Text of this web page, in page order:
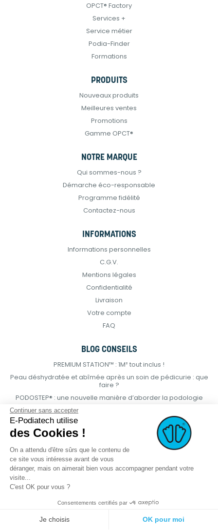
OPCT® Factory
Services +
Service métier
Podia-Finder
Formations
PRODUITS
Nouveaux produits
Meilleures ventes
Promotions
Gamme OPCT®
NOTRE MARQUE
Qui sommes-nous ?
Démarche éco-responsable
Programme fidélité
Contactez-nous
INFORMATIONS
Informations personnelles
C.G.V.
Mentions légales
Confidentialité
Livraison
Votre compte
FAQ
BLOG CONSEILS
PREMIUM STATION™ : 1M² tout inclus !
Peau déshydratée et abîmée après un soin de pédicurie : que
faire ?
PODOSTEP® : une nouvelle manière d’aborder la podologie
creation.com
Continuer sans accepter
E-Podiatech utilise
des Cookies !
On a attendu d'être sûrs que le contenu de
ce site vous intéresse avant de vous
déranger, mais on aimerait bien vous accompagner pendant votre
visite...
C'est OK pour vous ?
Consentements certifiés par
Je choisis
OK pour moi